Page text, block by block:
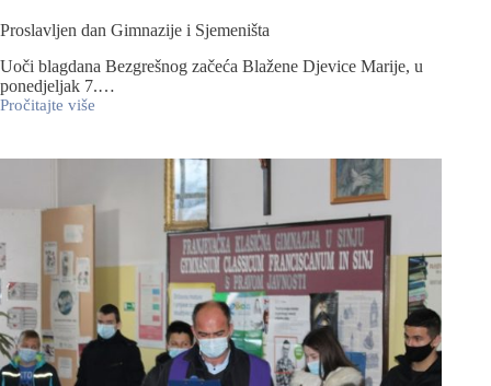
Proslavljen dan Gimnazije i Sjemeništa
Uoči blagdana Bezgrešnog začeća Blažene Djevice Marije, u
ponedjeljak 7.…
Pročitajte više